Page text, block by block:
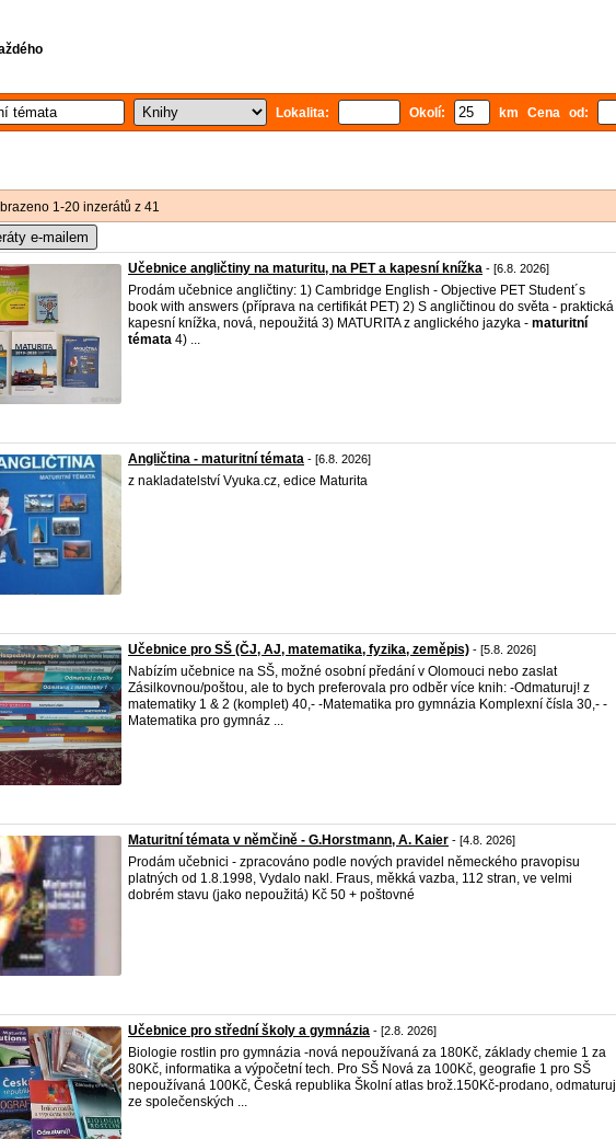
Lokalita: Okolí: km Cena od:
1-20 inzerátů z 41
e-mailem
Učebnice angličtiny na maturitu, na PET a kapesní knížka - [6.8. 2026]
Prodám učebnice angličtiny: 1) Cambridge English - Objective PET Student´s
book with answers (příprava na certifikát PET) 2) S angličtinou do světa - praktická
kapesní knížka, nová, nepoužitá 3) MATURITA z anglického jazyka - maturitní
témata 4) ...
Angličtina - maturitní témata - [6.8. 2026]
z nakladatelství Vyuka.cz, edice Maturita
Učebnice pro SŠ (ČJ, AJ, matematika, fyzika, zeměpis) - [5.8. 2026]
Nabízím učebnice na SŠ, možné osobní předání v Olomouci nebo zaslat
Zásilkovnou/poštou, ale to bych preferovala pro odběr více knih: -Odmaturuj! z
matematiky 1 & 2 (komplet) 40,- -Matematika pro gymnázia Komplexní čísla 30,- -
Matematika pro gymnáz ...
Maturitní témata v němčině - G.Horstmann, A. Kaier - [4.8. 2026]
Prodám učebnici - zpracováno podle nových pravidel německého pravopisu
platných od 1.8.1998, Vydalo nakl. Fraus, měkká vazba, 112 stran, ve velmi
dobrém stavu (jako nepoužitá) Kč 50 + poštovné
Učebnice pro střední školy a gymnázia - [2.8. 2026]
Biologie rostlin pro gymnázia -nová nepoužívaná za 180Kč, základy chemie 1 za
80Kč, informatika a výpočetní tech. Pro SŠ Nová za 100Kč, geografie 1 pro SŠ
nepoužívaná 100Kč, Česká republika Školní atlas brož.150Kč-prodano, odmaturuj
ze společenských ...